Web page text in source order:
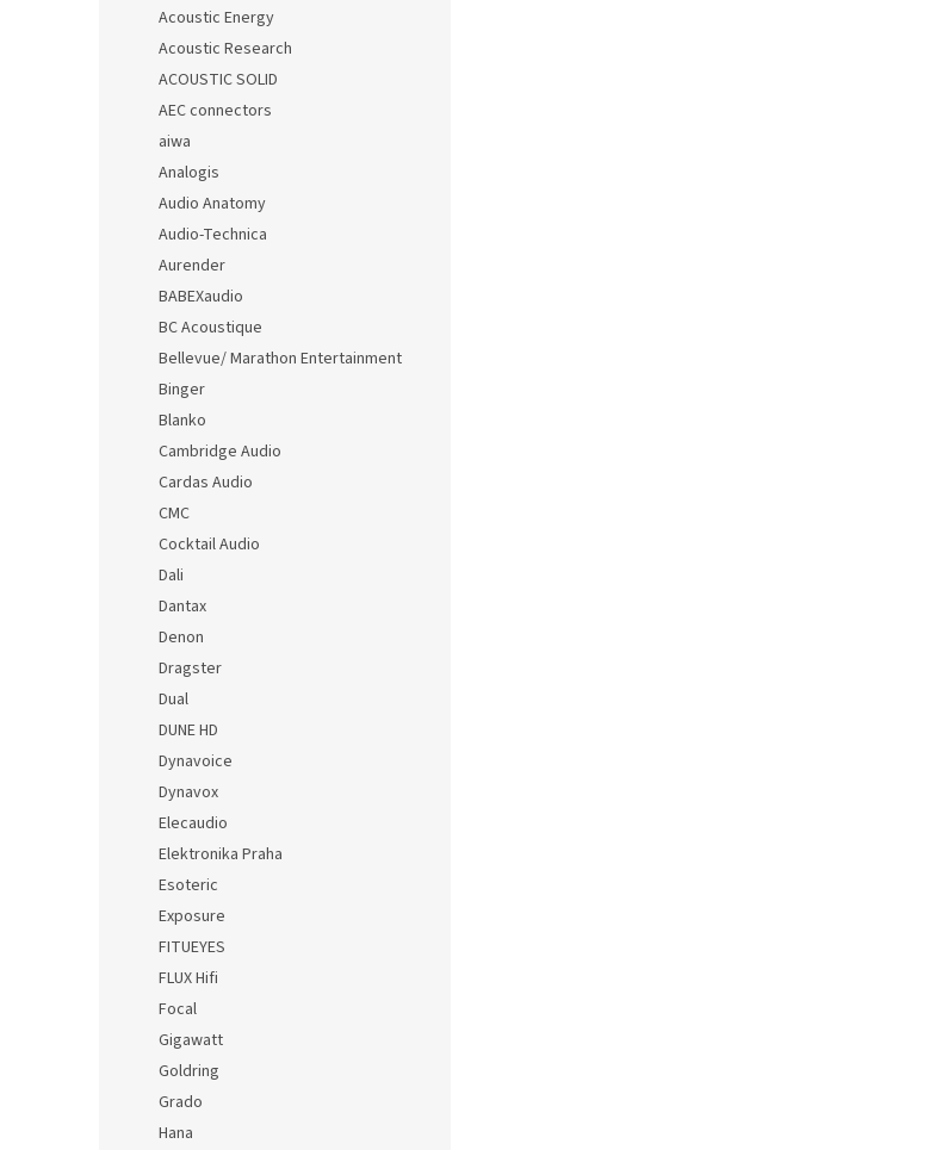
Acoustic Energy
Acoustic Research
ACOUSTIC SOLID
AEC connectors
aiwa
Analogis
Audio Anatomy
Audio-Technica
Aurender
BABEXaudio
BC Acoustique
Bellevue/ Marathon Entertainment
Binger
Blanko
Cambridge Audio
Cardas Audio
CMC
Cocktail Audio
Dali
Dantax
Denon
Dragster
Dual
DUNE HD
Dynavoice
Dynavox
Elecaudio
Elektronika Praha
Esoteric
Exposure
FITUEYES
FLUX Hifi
Focal
Gigawatt
Goldring
Grado
Hana